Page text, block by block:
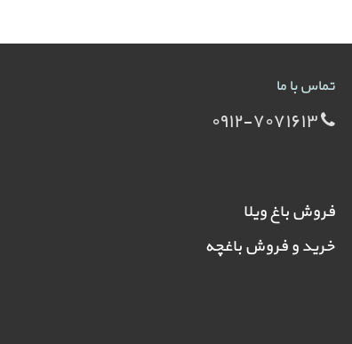
تماس با ما
فروش باغ ویلا
خرید و فروش باغچه